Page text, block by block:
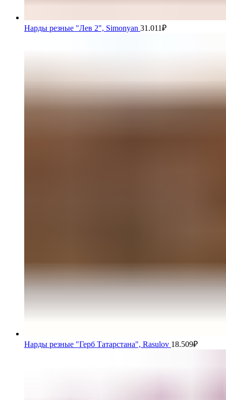
Нарды резные "Лев 2", Simonyan 31.011₽
Нарды резные "Герб Татарстана", Rasulov 18.509₽